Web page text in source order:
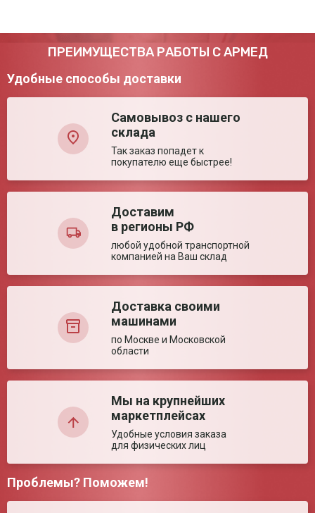
Тип облучателя
Закрытый
Наличие индикатора
да
Транспортные характеристики
Вес нетто (ед)
8.3 кг
89*36*15 см
Объем (ед)
0.04806 м³
Картонная коробка
Вес брутто (ед)
9.3 кг
Страна производства
Китай
Технические характеристики
Производительность
140 м³/ч
Размер (± 5%)
140 Вт
220 В 50/60 Гц
Рекомендуемый
объем помещения
140 м³
Ключевые преимущества
Особенности
животных. Индикатор наработки лампы.
подставку.
Регистрационное удостоверение РЗН
2020/9629
Артикул: 19768
12 290 ₽
Добавить в корзину
Оставить отзыв
Ваша оценка:
Недостатки:
ПРЕИМУЩЕСТВА РАБОТЫ С АРМЕД
Удобные способы доставки
Самовывоз с нашего
склада
Так заказ попадет к
покупателю еще быстрее!
Доставим
в регионы РФ
любой удобной транспортной
компанией на Ваш склад
Доставка своими
машинами
по Москве и Московской
области
Мы на крупнейших
маркетплейсах
Удобные условия заказа
для физических лиц
Проблемы? Поможем!